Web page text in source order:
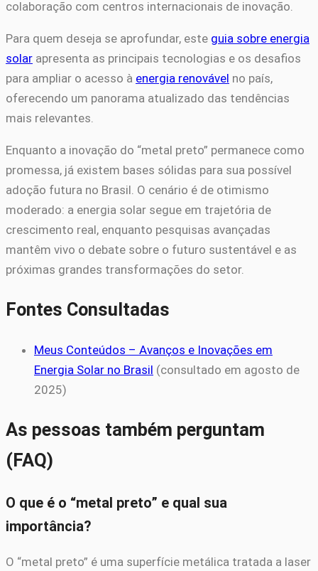
colaboração com centros internacionais de inovação.
Para quem deseja se aprofundar, este guia sobre energia
solar apresenta as principais tecnologias e os desafios
para ampliar o acesso à energia renovável no país,
oferecendo um panorama atualizado das tendências
mais relevantes.
Enquanto a inovação do “metal preto” permanece como
promessa, já existem bases sólidas para sua possível
adoção futura no Brasil. O cenário é de otimismo
moderado: a energia solar segue em trajetória de
crescimento real, enquanto pesquisas avançadas
mantêm vivo o debate sobre o futuro sustentável e as
próximas grandes transformações do setor.
Fontes Consultadas
Meus Conteúdos – Avanços e Inovações em
Energia Solar no Brasil (consultado em agosto de
2025)
As pessoas também perguntam
(FAQ)
O que é o “metal preto” e qual sua
importância?
O “metal preto” é uma superfície metálica tratada a laser